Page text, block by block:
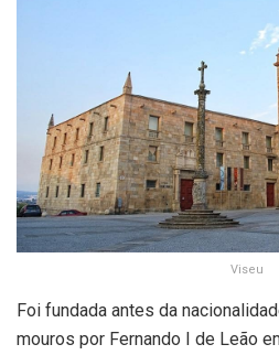
Viseu
Foi fundada antes da
mouros por Fernando I de Leão